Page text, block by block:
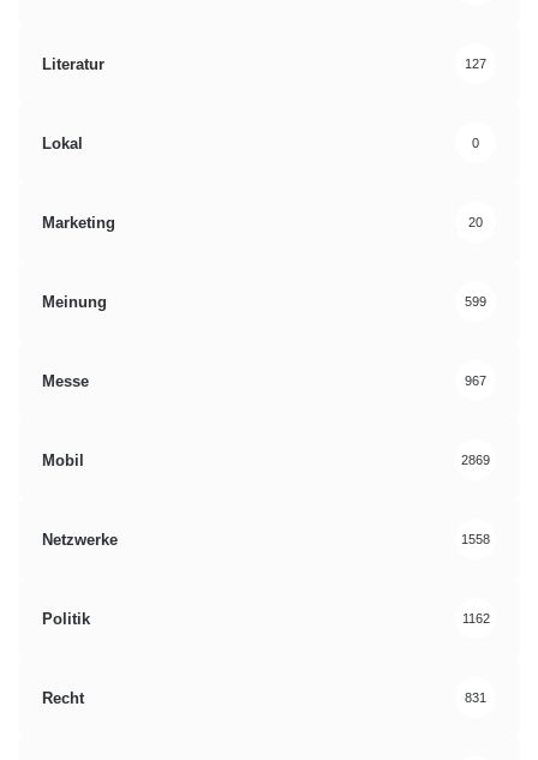
Literatur 127
Lokal 0
Marketing 20
Meinung 599
Messe 967
Mobil 2869
Netzwerke 1558
Politik 1162
Recht 831